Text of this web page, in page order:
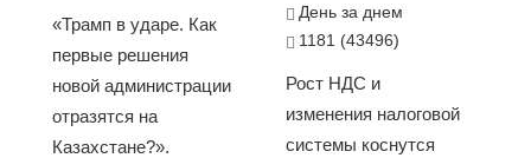
«Трамп в ударе. Как
первые решения
новой администрации
отразятся на
Казахстане?».
День за днем
1181 (43496)
Рост НДС и
изменения налоговой
системы коснутся